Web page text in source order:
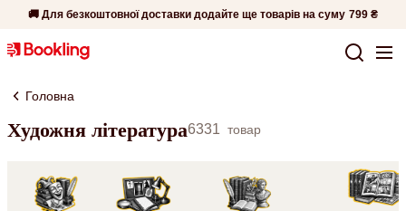
🚚 Для безкоштовної доставки додайте ще товарів на суму 799 ₴
Головна
Художня література6331 товар